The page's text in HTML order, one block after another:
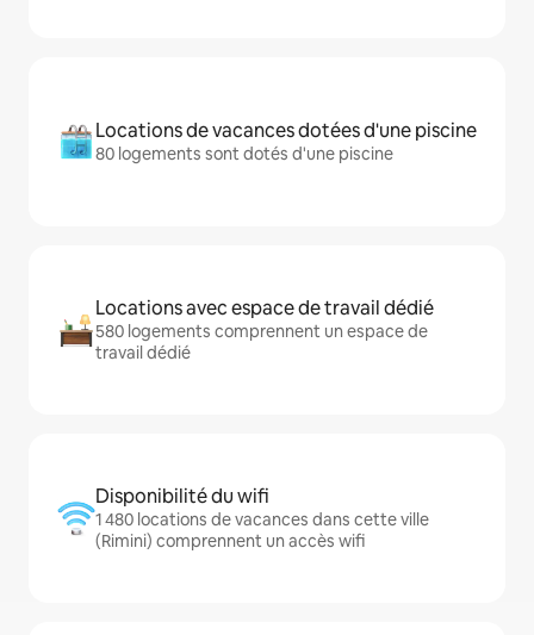
Locations de vacances dotées d'une piscine
80 logements sont dotés d'une piscine
Locations avec espace de travail dédié
580 logements comprennent un espace de
travail dédié
Disponibilité du wifi
1 480 locations de vacances dans cette ville
(Rimini) comprennent un accès wifi